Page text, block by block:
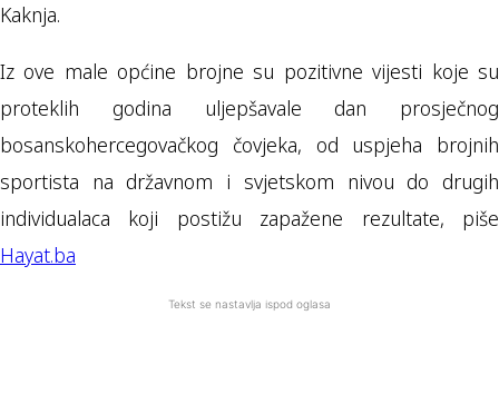
Kaknja.
Iz ove male općine brojne su pozitivne vijesti koje su
proteklih godina uljepšavale dan prosječnog
bosanskohercegovačkog čovjeka, od uspjeha brojnih
sportista na državnom i svjetskom nivou do drugih
individualaca koji postižu zapažene rezultate, piše
Hayat.ba
Tekst se nastavlja ispod oglasa